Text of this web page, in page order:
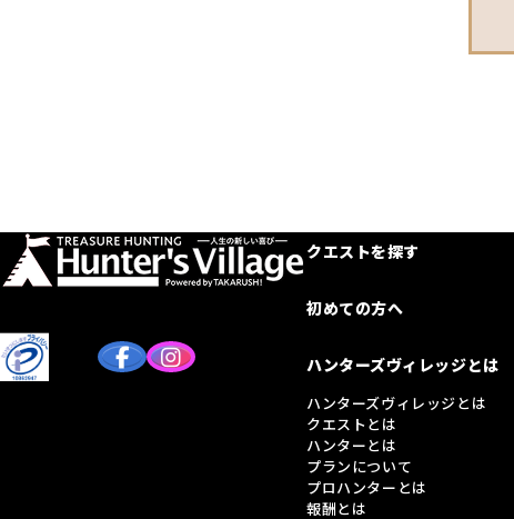
クエストを探す
初めての方へ
ハンターズヴィレッジとは
ハンターズヴィレッジとは
クエストとは
ハンターとは
プランについて
プロハンターとは
報酬とは